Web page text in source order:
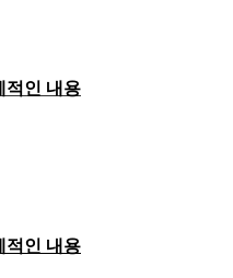
적인 내용
적인 내용